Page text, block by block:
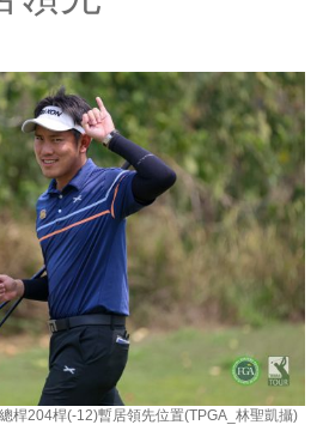
桿204桿(-12)暫居領先位置(TPGA_林聖凱攝)